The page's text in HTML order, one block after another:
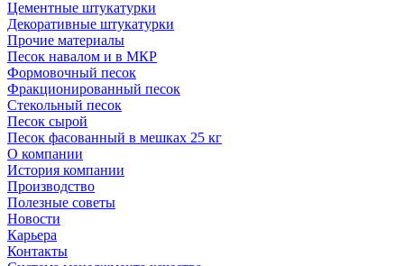
Цементные штукатурки
Декоративные штукатурки
Прочие материалы
Песок навалом и в МКР
Формовочный песок
Фракционированный песок
Стекольный песок
Песок сырой
Песок фасованный в мешках 25 кг
О компании
История компании
Производство
Полезные советы
Новости
Карьера
Контакты